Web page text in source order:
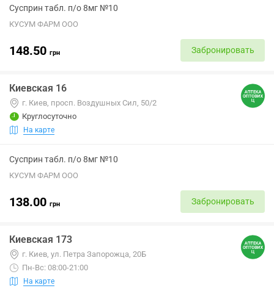
Сусприн табл. п/о 8мг №10
КУСУМ ФАРМ ООО
148.50 грн Забронировать
Киевская 16
г. Киев, просп. Воздушных Сил, 50/2
Круглосуточно
На карте
Сусприн табл. п/о 8мг №10
КУСУМ ФАРМ ООО
138.00 грн Забронировать
Киевская 173
г. Киев, ул. Петра Запорожца, 20Б
Пн-Вс: 08:00-21:00
На карте